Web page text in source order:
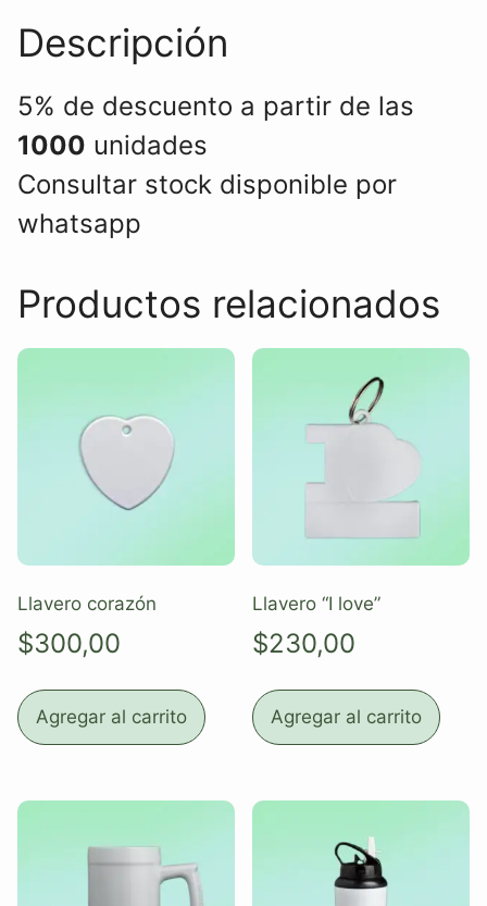
Descripción
5% de descuento a partir de las
1000 unidades
Consultar stock disponible por
whatsapp
Productos relacionados
Llavero corazón
$300,00
Agregar al carrito
Llavero “I love”
$230,00
Agregar al carrito